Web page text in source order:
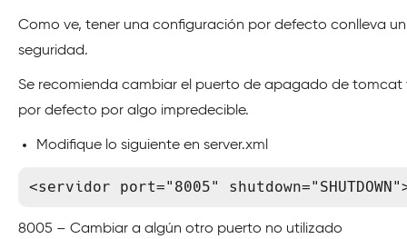
Como ve, tener una configuración por defecto conlleva
seguridad.
Se recomienda cambiar el puerto de apagado de tomcat
por defecto por algo impredecible.
Modifique lo siguiente en server.xml
<servidor port="8005"
8005 – Cambiar a algún otro puerto no utilizado